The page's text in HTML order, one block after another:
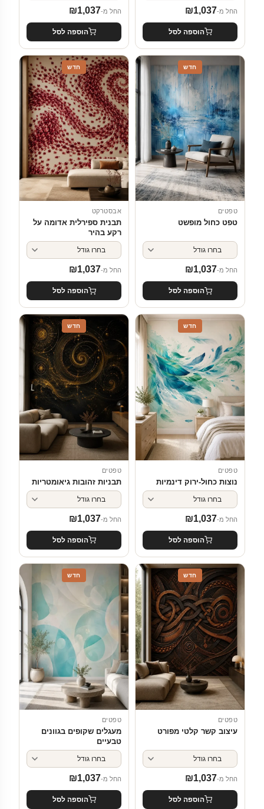
החל מ- ₪1,037
הוספה לסל
החל מ- ₪1,037
הוספה לסל
חדש
טפטים
טפט כחול מופשט
החל מ- ₪1,037
הוספה לסל
חדש
אבסטרקט
תבנית ספירלית אדומה על
רקע בהיר
החל מ- ₪1,037
הוספה לסל
חדש
טפטים
נוצות כחול-ירוק דינמיות
החל מ- ₪1,037
הוספה לסל
חדש
טפטים
תבניות זהובות גיאומטריות
החל מ- ₪1,037
הוספה לסל
חדש
טפטים
עיצוב קשר קלטי מפורט
החל מ- ₪1,037
הוספה לסל
חדש
טפטים
מעגלים שקופים בגוונים
טבעיים
החל מ- ₪1,037
הוספה לסל